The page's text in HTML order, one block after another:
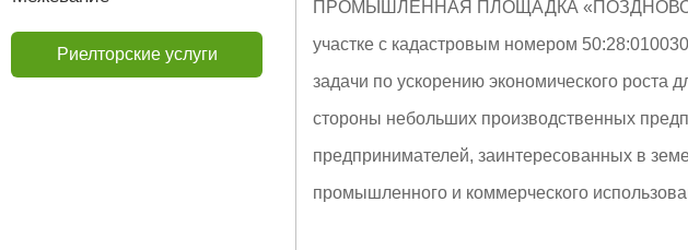
ПРОМЫШЛЕННАЯ ПЛОЩАДКА «ПОЗДНОВО»
участке с кадастровым номером
задачи по ускорению экономического роста
стороны небольших производственных
предпринимателей, заинтересованных в
промышленного и коммерческого
Риелторские услуги